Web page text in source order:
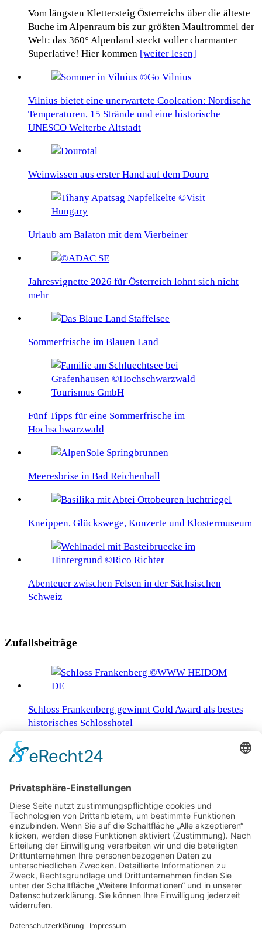
Vom längsten Klettersteig Österreichs über die älteste
Buche im Alpenraum bis zur größten Maultrommel der
Welt: das 360° Alpenland steckt voller charmanter
Superlative! Hier kommen [weiter lesen]
Vilnius bietet eine unerwartete Coolcation: Nordische
Temperaturen, 15 Strände und eine historische
UNESCO Welterbe Altstadt
Weinwissen aus erster Hand auf dem Douro
Urlaub am Balaton mit dem Vierbeiner
Jahresvignette 2026 für Österreich lohnt sich nicht
mehr
Sommerfrische im Blauen Land
Fünf Tipps für eine Sommerfrische im
Hochschwarzwald
Meeresbrise in Bad Reichenhall
Kneippen, Glückswege, Konzerte und Klostermuseum
Abenteuer zwischen Felsen in der Sächsischen
Schweiz
Zufallsbeiträge
Schloss Frankenberg gewinnt Gold Award als bestes
historisches Schlosshotel
Mit PONANT dem Sommer 2027 entgegenfiebern
Traumlandschaften mit dem Flair aus 1001 Nacht